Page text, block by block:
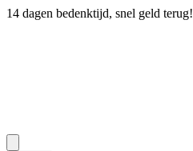
14 dagen bedenktijd, snel geld terug!